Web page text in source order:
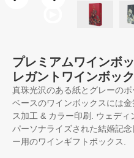
プレミアムワインボ
レガントワインボッ
真珠光沢のある紙とグレーの
ベースのワインボックスには
ス加工 & カラー印刷. ウェディ
パーソナライズされた結婚記
ー用のワインギフトボックス.